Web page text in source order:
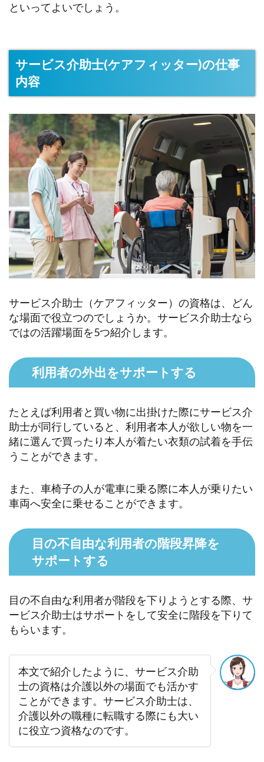
といってよいでしょう。
サービス介助士(ケアフィッター)の仕事
内容
サービス介助士（ケアフィッター）の資格は、どん
な場面で役立つのでしょうか。サービス介助士なら
ではの活躍場面を5つ紹介します。
利用者の外出をサポートする
たとえば利用者と買い物に出掛けた際にサービス介
助士が同行していると、利用者本人が欲しい物を一
緒に選んで買ったり本人が着たい衣類の試着を手伝
うことができます。
また、車椅子の人が電車に乗る際に本人が乗りたい
車両へ安全に乗せることができます。
目の不自由な利用者の階段昇降を
サポートする
目の不自由な利用者が階段を下りようとする際、サ
ービス介助士はサポートをして安全に階段を下りて
もらいます。
本文で紹介したように、サービス介助
士の資格は介護以外の場面でも活かす
ことができます。サービス介助士は、
介護以外の職種に転職する際にも大い
に役立つ資格なのです。